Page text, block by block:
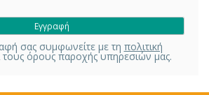
σας συμφωνείτε με τη πολιτική
τους όρους παροχής υπηρεσιών μας.